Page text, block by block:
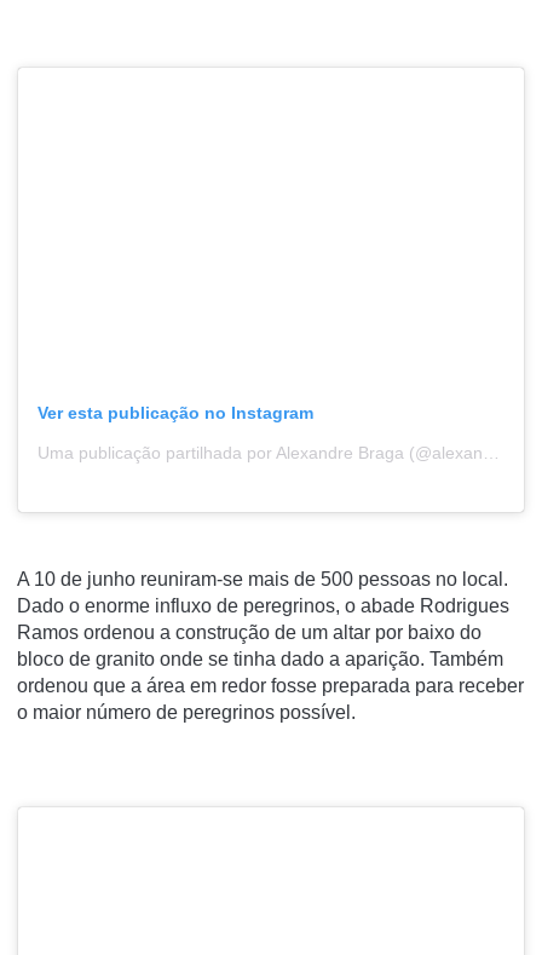
Ver esta publicação no Instagram
Uma publicação partilhada por Alexandre Braga (@alexandrebragafilm)
A 10 de junho reuniram-se mais de 500 pessoas no local.
Dado o enorme influxo de peregrinos, o abade Rodrigues
Ramos ordenou a construção de um altar por baixo do
bloco de granito onde se tinha dado a aparição. Também
ordenou que a área em redor fosse preparada para receber
o maior número de peregrinos possível.